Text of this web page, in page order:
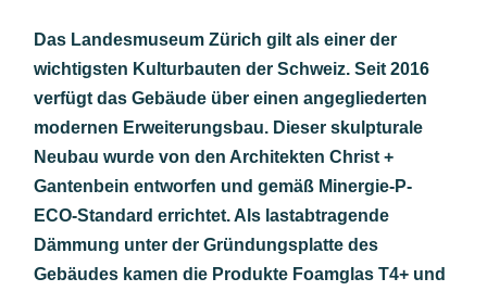
Das Landesmuseum Zürich gilt als einer der
wichtigsten Kulturbauten der Schweiz. Seit 2016
verfügt das Gebäude über einen angegliederten
modernen Erweiterungsbau. Dieser skulpturale
Neubau wurde von den Architekten Christ +
Gantenbein entworfen und gemäß Minergie-P-
ECO-Standard errichtet. Als lastabtragende
Dämmung unter der Gründungsplatte des
Gebäudes kamen die Produkte Foamglas T4+ und